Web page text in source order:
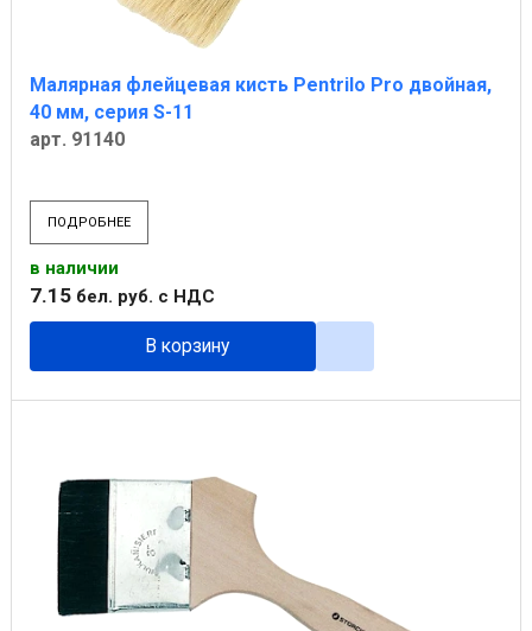
Малярная флейцевая кисть Pentrilo Pro двойная,
40 мм, серия S-11
арт. 91140
ПОДРОБНЕЕ
в наличии
7.15 бел. руб. с НДС
В корзину